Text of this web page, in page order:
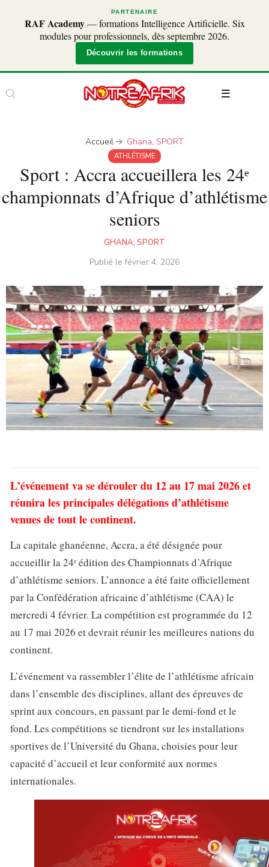
PARTENAIRE
RAF Academy— formations Intelligence Artificielle. Six
modules pour professionnels, dès septembre 2026.
Découvrir les formations
Accueil Ghana, SPORT
ATHLÉTISME
Sport : Accra accueillera les 24ᵉ
championnats d’Afrique d’athlétisme
seniors
GHANA, SPORT
Publié lefévrier 4, 2026
L’événement va se dérouler du 12 au 17 mai 2026 et
réunira les principales délégations d’athlétisme
venues de tout le continent.
La capitale ghanéenne, Accra, a été désignée pour
accueillir la 24ᵉ édition des Championnats d’Afrique
d’athlétisme seniors. L’annonce a été faite officiellement
par la Confédération africaine d’athlétisme (CAA) le
mercredi 4 février. La compétition est programmée du 12
au 17 mai 2026 et devrait réunir les meilleures nations du
continent.
L’événement va rassembler l’élite de l’athlétisme africain
dans l’ensemble des disciplines, allant des épreuves de
sprint aux concours, en passant par le demi-fond et le
fond. Les compétitions se tiendront sur les installations
sportives de l’Université du Ghana, choisies pour leur
capacité d’accueil et leur conformité aux normes
internationales.